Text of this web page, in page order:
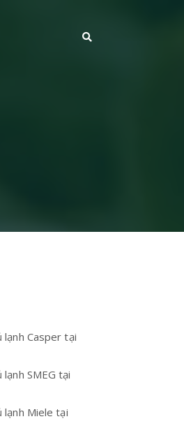
Casper tại
SMEG tại
lạnh Miele tại